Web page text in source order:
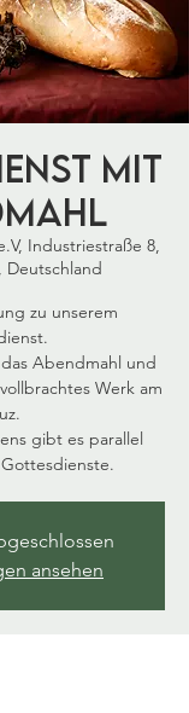
mit
Industriestraße 8,
Deutschland
zu unserem
Abendmahl und
Werk am
gibt es parallel
ansehen